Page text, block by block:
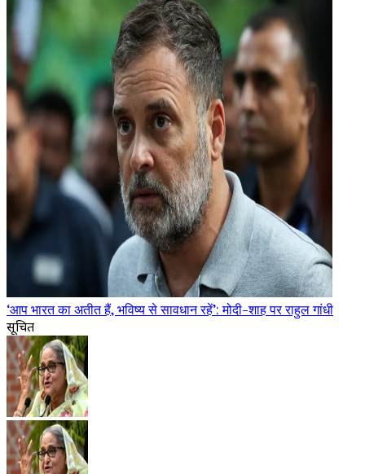
‘आप भारत का अतीत हैं, भविष्य से सावधान रहें’: मोदी-शाह पर राहुल गांधी
सूचित